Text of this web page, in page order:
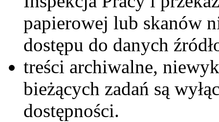
papierowej lub skanów
dostępu do danych
treści archiwalne,
bieżących zadań są
dostępności.